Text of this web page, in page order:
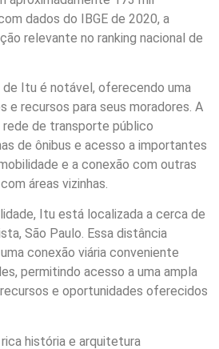
dados do IBGE de 2020, a
relevante no ranking nacional de
Itu é notável, oferecendo uma
e recursos para seus moradores. A
de transporte público
de ônibus e acesso a importantes
e a conexão com outras
áreas vizinhas.
Itu está localizada a cerca de
São Paulo. Essa distância
conexão viária conveniente
permitindo acesso a uma ampla
e oportunidades oferecidos
história e arquitetura